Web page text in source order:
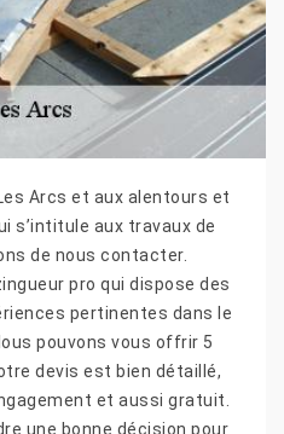
Arcs et aux alentours et
s’intitule aux travaux de
de nous contacter.
pro qui dispose des
pertinentes dans le
pouvons vous offrir 5
devis est bien détaillé,
et aussi gratuit.
une bonne décision pour